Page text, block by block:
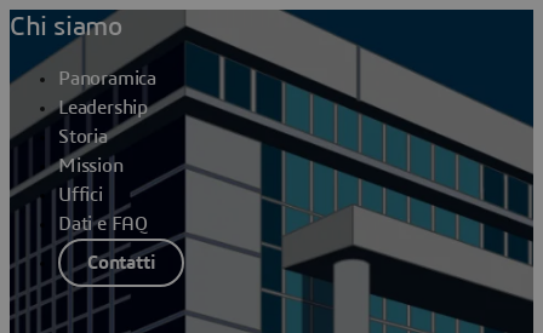
Chi siamo
Panoramica
Leadership
Storia
Mission
Uffici
Dati e FAQ
Contatti